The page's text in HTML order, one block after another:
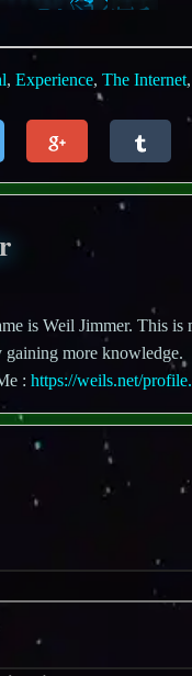
, Experience, The Internet,
is Weil Jimmer. This is
more knowledge.
: https://weils.net/